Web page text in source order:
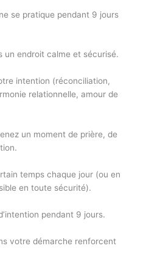
se pratique pendant 9 jours
un endroit calme et sécurisé.
intention (réconciliation,
relationnelle, amour de
un moment de prière, de
temps chaque jour (ou en
en toute sécurité).
pendant 9 jours.
votre démarche renforcent